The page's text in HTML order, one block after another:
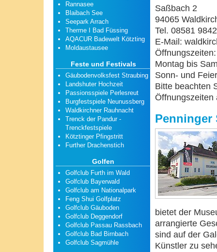
Rannasee
Blaibach See
Seepark Arrach
Therme I Bad Füssing
AQACUR Badewelt Kötzting
Moldaustausee
Feste und Festivals
Gäubodenvolksfest Straubing
Landshuter Hochzeit
Passionsspiele Perlesreut
Burgfestspiele Neunussberg
Waldkirchner Rauhnacht
Trenck der Pandur -
Trenckfestspiele
Kötztinger Pfingstritt
Further Drachenstich
Golfen
Golfclub Furth im Wald
Golfclub Bayerwald
Golfclub am Nationalpark
Feng Shui Golfplatz
Golfclub Gäuboden
Golfclub Deggendorf
Golfclub Passau Rassbach
Golfclub Bad Birnbach
Golfclub Sagmühle
Saßbach 2
94065
Tel. 08581
E-Mail:
Öffnungszeiten:
Montag bis
Sonn- und
Bitte beachten
Öffnungszeiten
Penninger
bietet der
arrangierte
sind auf der
Künstler zu